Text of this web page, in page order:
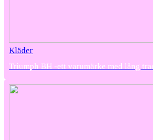
Kläder
Triumph BH -ett varumärke med lång